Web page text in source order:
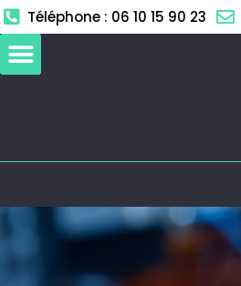
Aller
au
contenu
Téléphone : 06 10 15 90 23